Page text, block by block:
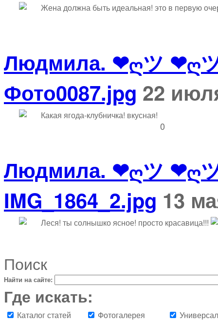
Жена должна быть идеальная! это в первую
Людмила. ❤ღツ ❤ღ
Фото0087.jpg 22
Какая ягода-клубничка! вкусная!
0
Людмила. ❤ღツ ❤ღ
IMG_1864_2.jpg 13
Леся! ты солнышко ясное! просто красавица!!!
Поиск
Найти на сайте:
Где искать:
Каталог статей Фотогалерея